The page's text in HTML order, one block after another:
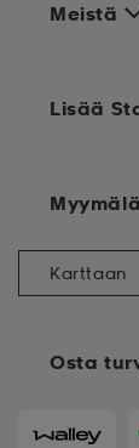
Meistä
Osta
Lisää
Karttaan